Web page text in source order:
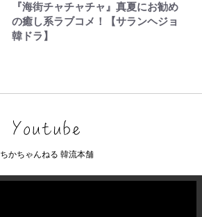
『海街チャチャチャ』真夏にお勧め
の癒し系ラブコメ！【サランヘジョ
韓ドラ】
ちかちゃんねる 韓流本舗